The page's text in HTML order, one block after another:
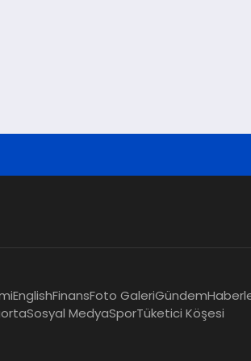
EnglishFinansFoto GaleriGündem
Sosyal MedyaSporTüketici Köşesi